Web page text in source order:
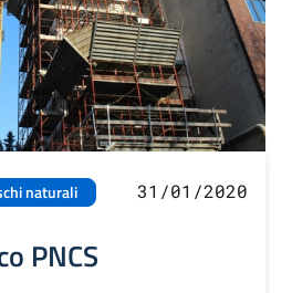
naturali 31/01/2020
PNCS